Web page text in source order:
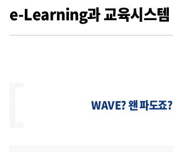
e-Learning과 교육시스템
WAVE? 왠 파도죠?